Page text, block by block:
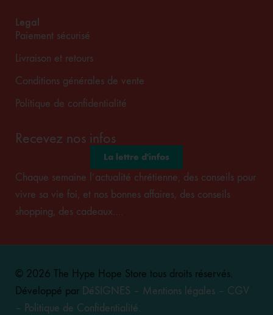
Legal
Paiement sécurisé
Livraison et retours
Conditions générales de vente
Politique de confidentialité
Recevez nos infos
La lettre d'infos
Chaque semaine l’actualité chrétienne, des conseils pour
vivre sa vie foi, et nos bonnes affaires, des conseils
shopping, des cadeaux….
© 2026 The Hype Hope Store tous droits réservés.
Développé par DéSIGNES – Mentions légales – CGV
– Politique de Confidentialité.